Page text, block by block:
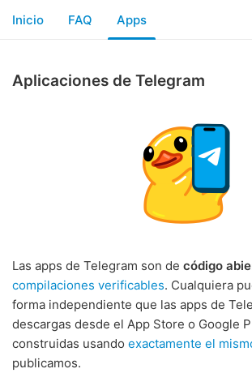
Inicio FAQ Apps
Aplicaciones de Telegram
Las apps de Telegram son de código
compilaciones verificables. Cualquiera
forma independiente que las apps de
descargas desde el App Store o Google
construidas usando exactamente el
publicamos.